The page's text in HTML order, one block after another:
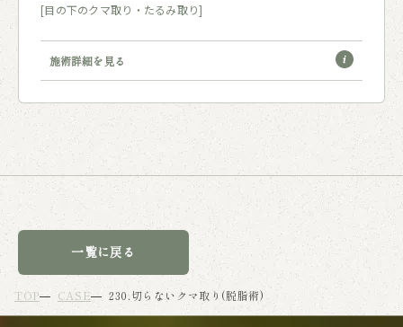
[目の下のクマ取り・たるみ取り]
施術詳細を見る
一覧に戻る
TOP CASE 230.切らないクマ取り(脱脂術)